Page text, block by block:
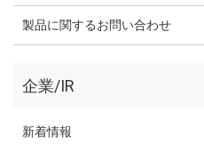
製品に関するお問い合わせ
企業/IR
新着情報